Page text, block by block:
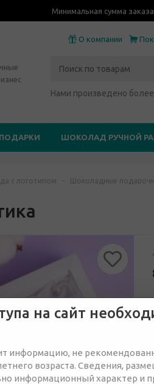
Минимальная сумма
О компании
Нами произведено
ШОКОЛАД РУЧНОЙ
с логотипом - Шоколадные
на сайт
информацию, не
возраста. Сведения,
информационный характер и